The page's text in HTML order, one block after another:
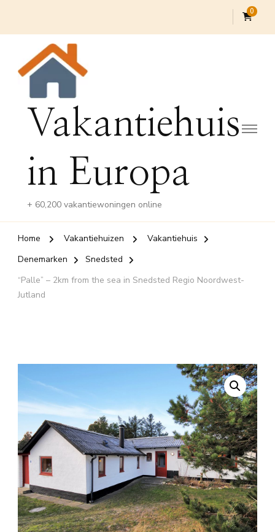
0
Vakantiehuis
in Europa
+ 60,200 vakantiewoningen online
Home Vakantiehuizen
Vakantiehuis
Denemarken
Snedsted
“Palle” – 2km from the sea in Snedsted Regio Noordwest-
Jutland